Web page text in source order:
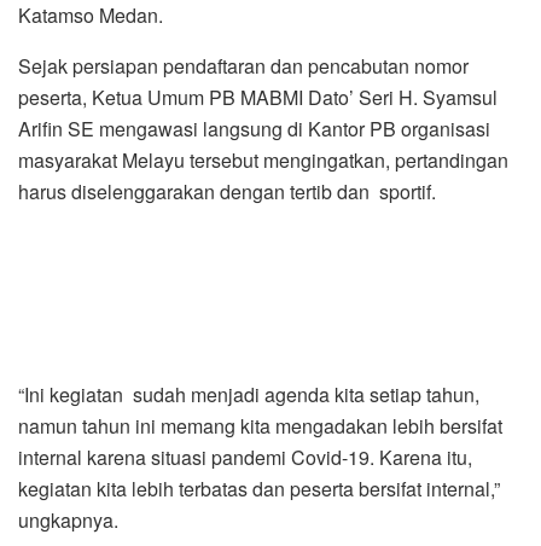
Katamso Medan.
Sejak persiapan pendaftaran dan pencabutan nomor
peserta, Ketua Umum PB MABMI Dato’ Seri H. Syamsul
Arifin SE mengawasi langsung di Kantor PB organisasi
masyarakat Melayu tersebut mengingatkan, pertandingan
harus diselenggarakan dengan tertib dan sportif.
“Ini kegiatan sudah menjadi agenda kita setiap tahun,
namun tahun ini memang kita mengadakan lebih bersifat
internal karena situasi pandemi Covid-19. Karena itu,
kegiatan kita lebih terbatas dan peserta bersifat internal,”
ungkapnya.